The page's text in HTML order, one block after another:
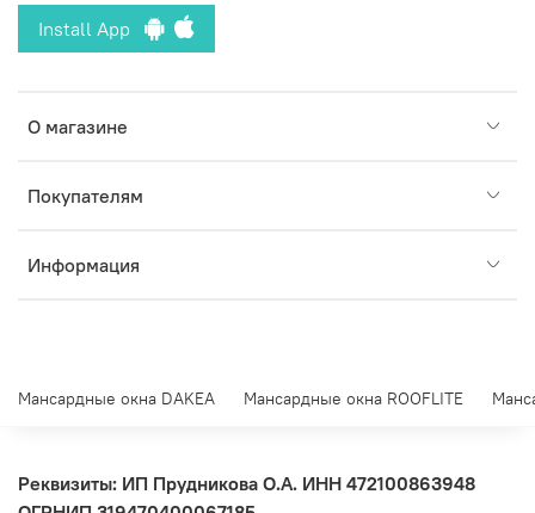
О магазине
Покупателям
Информация
Install App
Мансардные окна DAKEA Мансардные окна ROOFLITE
Реквизиты: ИП Прудникова О.А. ИНН 472100863948